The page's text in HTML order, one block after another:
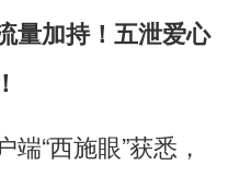
量加持！五泄爱心
“西施眼”获悉，